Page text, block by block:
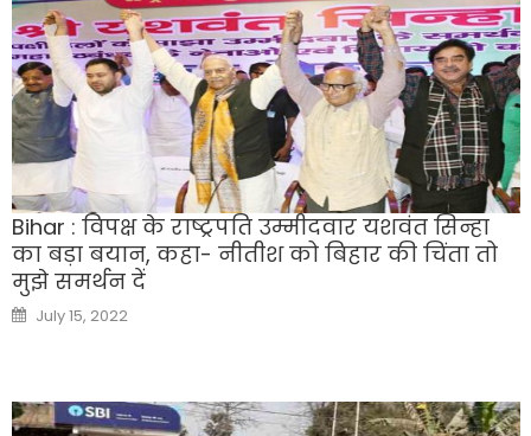
Bihar : विपक्ष के राष्ट्रपति उम्मीदवार यशवंत सिन्हा
का बड़ा बयान, कहा- नीतीश को बिहार की चिंता तो
मुझे समर्थन दें
Posted
on
July 15, 2022